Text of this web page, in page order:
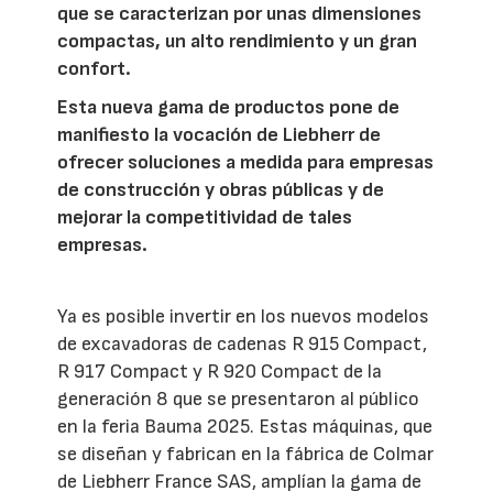
que se caracterizan por unas dimensiones
compactas, un alto rendimiento y un gran
confort.
Esta nueva gama de productos pone de
manifiesto la vocación de Liebherr de
ofrecer soluciones a medida para empresas
de construcción y obras públicas y de
mejorar la competitividad de tales
empresas.
Ya es posible invertir en los nuevos modelos
de excavadoras de cadenas R 915 Compact,
R 917 Compact y R 920 Compact de la
generación 8 que se presentaron al público
en la feria Bauma 2025. Estas máquinas, que
se diseñan y fabrican en la fábrica de Colmar
de Liebherr France SAS, amplían la gama de